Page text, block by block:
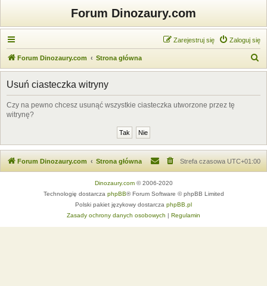
Forum Dinozaury.com
Zaloguj się
Zarejestruj się
Forum Dinozaury.com Strona główna
z
Usuń ciasteczka witryny
Czy na pewno chcesz usunąć wszystkie ciasteczka utworzone przez tę
witrynę?
Forum Dinozaury.com Strona główna Strefa czasowa UTC+01:00
Dinozaury.com© 2006-2020
Technologię dostarcza phpBB® Forum Software © phpBB Limited
Polski pakiet językowy dostarcza phpBB.pl
Zasady ochrony danych osobowych | Regulamin